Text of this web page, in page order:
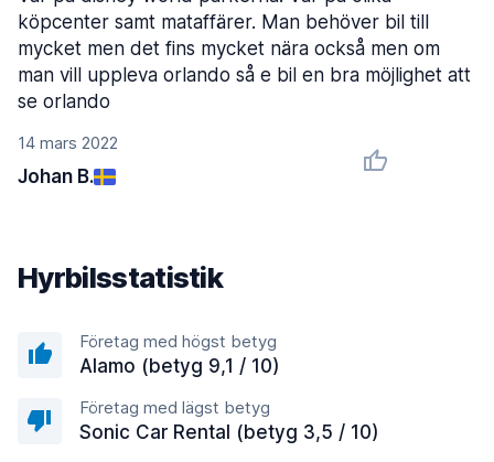
14 mars 2022
Johan B.
köpcenter samt mataffärer. Man behöver bil till
mycket men det fins mycket nära också men om
man vill uppleva orlando så e bil en bra möjlighet att
se orlando
Hyrbilsstatistik
Företag med högst betyg
Alamo (betyg 9,1 / 10)
Företag med lägst betyg
Sonic Car Rental (betyg 3,5 / 10)